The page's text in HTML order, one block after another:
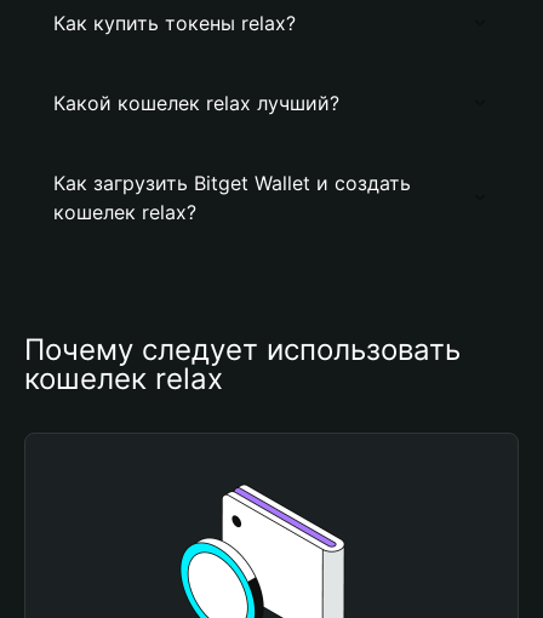
Как купить токены relax?
Какой кошелек relax лучший?
Как загрузить Bitget Wallet и создать
кошелек relax?
Почему следует использовать
кошелек relax